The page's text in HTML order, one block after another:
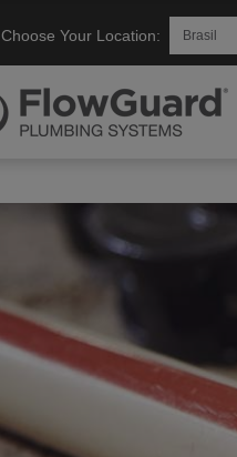
Choose Your Location: